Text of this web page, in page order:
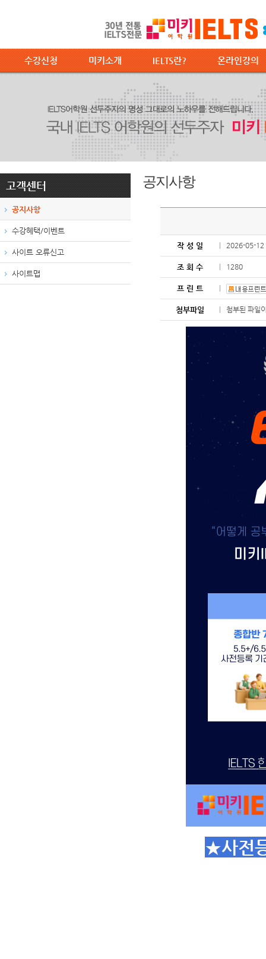
수강신청 미키소개 IELTS란? 온라인강의
고객센터
공지사항
수강혜택/이벤트
사이트 오류신고
사이트맵
공지사항
작 성 일 2026-05-12
조 회 수 1280
프 린 트
첨부파일 첨부된 파일
★사전